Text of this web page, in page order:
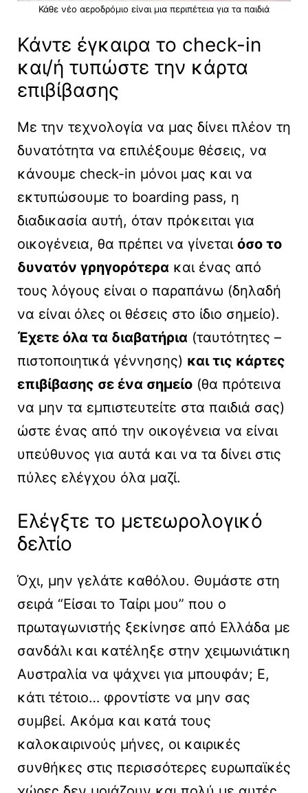
Κάθε νέο αεροδρόμιο είναι μια περιπέτεια για τα παιδιά
Κάντε έγκαιρα το check-in
και/ή τυπώστε την κάρτα
επιβίβασης
Με την τεχνολογία να μας δίνει πλέον τη
δυνατότητα να επιλέξουμε θέσεις, να
κάνουμε check-in μόνοι μας και να
εκτυπώσουμε τo boarding pass, η
διαδικασία αυτή, όταν πρόκειται για
οικογένεια, θα πρέπει να γίνεται όσο το
δυνατόν γρηγορότερα και ένας από
τους λόγους είναι ο παραπάνω (δηλαδή
να είναι όλες οι θέσεις στο ίδιο σημείο).
Έχετε όλα τα διαβατήρια (ταυτότητες –
πιστοποιητικά γέννησης) και τις κάρτες
επιβίβασης σε ένα σημείο (θα πρότεινα
να μην τα εμπιστευτείτε στα παιδιά σας)
ώστε ένας από την οικογένεια να είναι
υπεύθυνος για αυτά και να τα δίνει στις
πύλες ελέγχου όλα μαζί.
Ελέγξτε το μετεωρολογικό
δελτίο
Όχι, μην γελάτε καθόλου. Θυμάστε στη
σειρά “Είσαι το Ταίρι μου” που ο
πρωταγωνιστής ξεκίνησε από Ελλάδα με
σανδάλι και κατέληξε στην χειμωνιάτικη
Αυστραλία να ψάχνει για μπουφάν; Ε,
κάτι τέτοιο… φροντίστε να μην σας
συμβεί. Ακόμα και κατά τους
καλοκαιρινούς μήνες, οι καιρικές
συνθήκες στις περισσότερες ευρωπαϊκές